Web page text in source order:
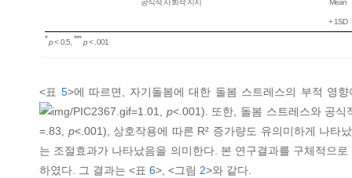
공식적 사회적 지지 Mean
+ 1SD
*p< 0.5, *** p< .001
<표 5>에 따르면, 자기돌봄에 대한 돌봄 스트레스의 부적 영향
=1.01, p<.001). 또한, 돌봄 스트레스와 공
=.83, p<.001), 상호작용에 따른 R² 증가량도 유의미하게 나타
는 조절효과가 나타났음을 의미한다. 본 연구결과를 구체적으
하였다. 그 결과는 <표 6>, <그림 2>와 같다.